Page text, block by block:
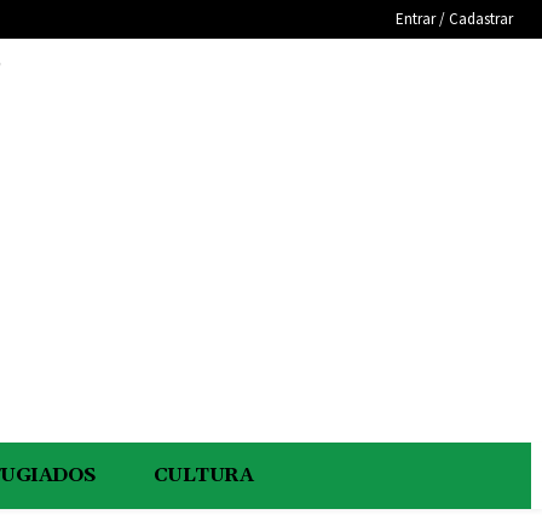
Entrar / Cadastrar
CULTURA